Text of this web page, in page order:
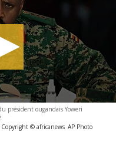
président ougandais Yoweri
Copyright © africanews AP Photo